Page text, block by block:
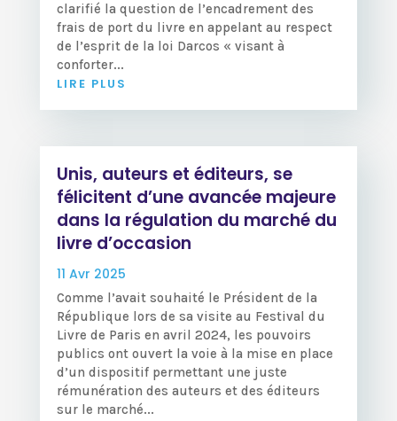
clarifié la question de l’encadrement des
frais de port du livre en appelant au respect
de l’esprit de la loi Darcos « visant à
conforter...
LIRE PLUS
Unis, auteurs et éditeurs, se
félicitent d’une avancée majeure
dans la régulation du marché du
livre d’occasion
11 Avr 2025
Comme l’avait souhaité le Président de la
République lors de sa visite au Festival du
Livre de Paris en avril 2024, les pouvoirs
publics ont ouvert la voie à la mise en place
d’un dispositif permettant une juste
rémunération des auteurs et des éditeurs
sur le marché...